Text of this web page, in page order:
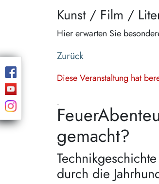
Kunst / Film /
Hier erwarten Sie
Zurück
Diese Veranstaltung hat
gemacht?
durch die